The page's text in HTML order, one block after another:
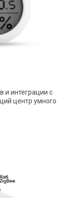
и интеграции с
центр умного